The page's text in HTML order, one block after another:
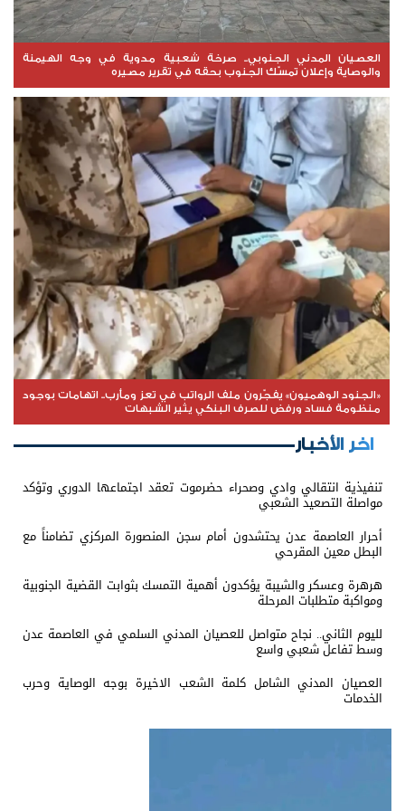
العصيان المدني الجنوبي.. صرخة شعبية مدوية في وجه الهيمنة
والوصاية وإعلان تمسّك الجنوب بحقه في تقرير مصيره
«الجنود الوهميون» يفجّرون ملف الرواتب في تعز ومأرب.. اتهامات بوجود
منظومة فساد ورفض للصرف البنكي يثير الشبهات
اخر الأخبار
تنفيذية انتقالي وادي وصحراء حضرموت تعقد اجتماعها الدوري وتؤكد
مواصلة التصعيد الشعبي
أحرار العاصمة عدن يحتشدون أمام سجن المنصورة المركزي تضامناً مع
البطل معين المقرحي
هرهرة وعسكر والشيبة يؤكدون أهمية التمسك بثوابت القضية الجنوبية
ومواكبة متطلبات المرحلة
لليوم الثاني.. نجاح متواصل للعصيان المدني السلمي في العاصمة عدن
وسط تفاعل شعبي واسع
العصيان المدني الشامل كلمة الشعب الاخيرة بوجه الوصاية وحرب
الخدمات